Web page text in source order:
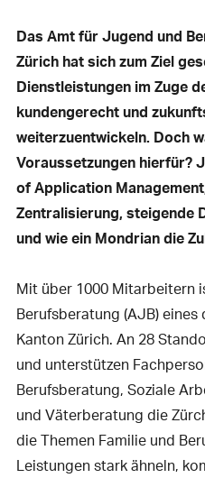
Das Amt für Jugend und
Zürich hat sich zum Ziel
Dienstleistungen im Zuge
kundengerecht und
weiterzuentwickeln. Doch
Voraussetzungen hierfür?
of Application
Zentralisierung, steigende
und wie ein Mondrian die
Mit über 1000 Mitarbeitern
Berufsberatung (AJB)
Kanton Zürich. An 28
und unterstützen
Berufsberatung, Soziale
und Väterberatung die
die Themen Familie und
Leistungen stark ähneln,